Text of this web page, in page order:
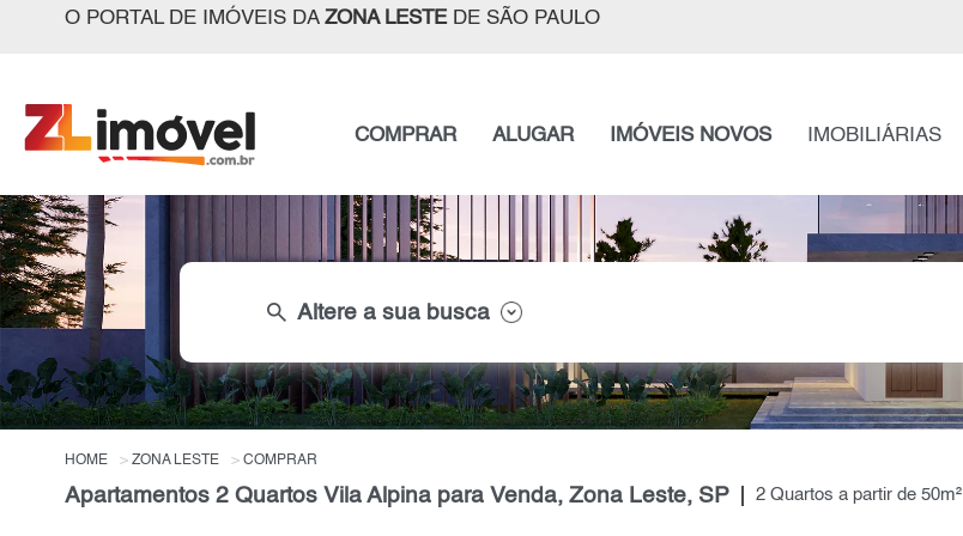
O PORTAL DE IMÓVEIS DA ZONA LESTEDE SÃO PAULO
COMPRAR ALUGAR IMÓVEIS NOVOS IMOBILIÁRIAS
search Altere a sua busca
HOME ZONA LESTE COMPRAR
Apartamentos 2 Quartos Vila Alpina para Venda, Zona Leste, SP 2 Quartos a partir de 50m²